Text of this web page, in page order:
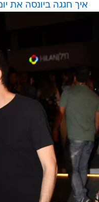
איך חגגה ביונסה את